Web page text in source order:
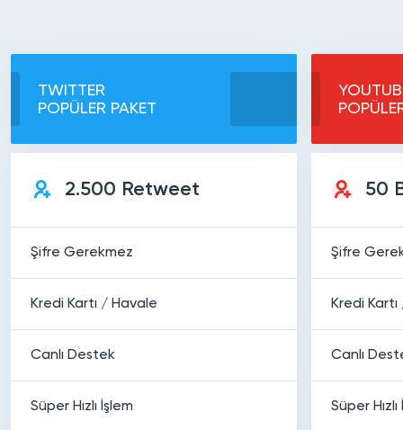
TWITTER
POPÜLER PAKET
2.500 Retweet
Şifre Gerekmez
Kredi Kartı / Havale
Canlı Destek
Süper Hızlı İşlem
50
Şifre
Kredi
Canlı
Süper Hızlı